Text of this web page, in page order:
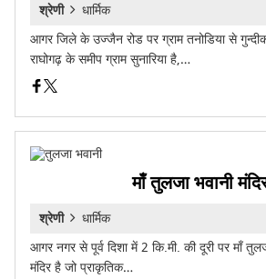
श्रेणी
धार्मिक
आगर जिले के उज्जैन रोड पर ग्राम तनोडिया से
राघोगढ़ के समीप ग्राम सुनारिया है,…
माँ तुलजा भवानी
श्रेणी
धार्मिक
आगर नगर से पूर्व दिशा में 2 कि.मी. की दूरी पर माँ
मंदिर है जो प्राकृतिक…